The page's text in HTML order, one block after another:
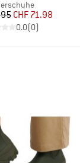
Preis
reduzierter Preis
CHF 71.98
0.0(0)